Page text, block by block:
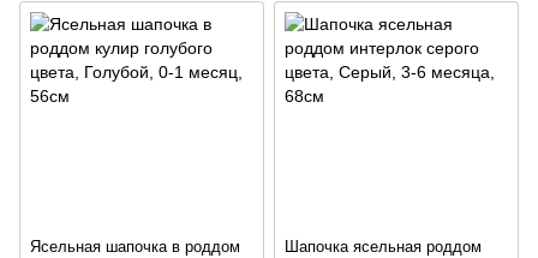
Ясельная шапочка в роддом
Шапочка ясельная роддом